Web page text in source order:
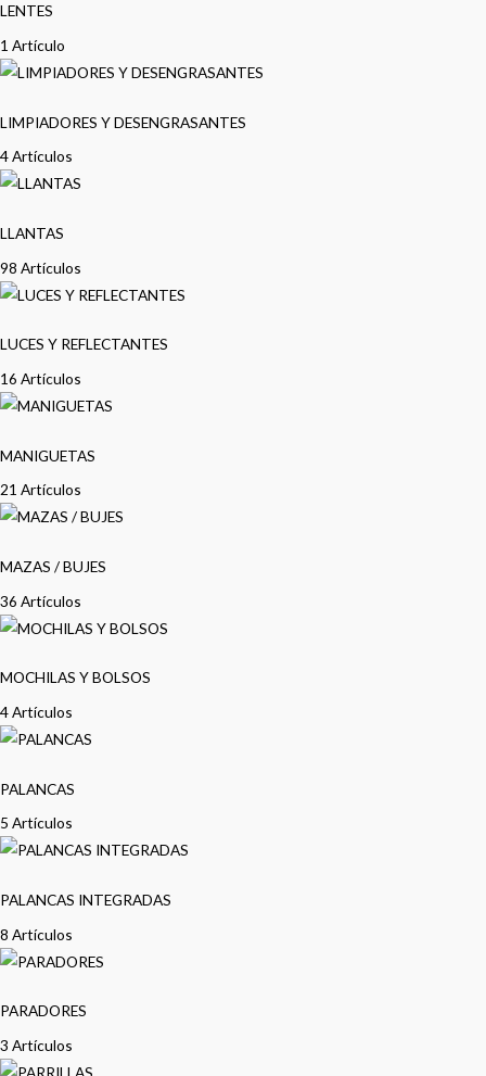
LENTES
1 Artículo
LIMPIADORES Y DESENGRASANTES
4 Artículos
LLANTAS
98 Artículos
LUCES Y REFLECTANTES
16 Artículos
MANIGUETAS
21 Artículos
MAZAS / BUJES
36 Artículos
MOCHILAS Y BOLSOS
4 Artículos
PALANCAS
5 Artículos
PALANCAS INTEGRADAS
8 Artículos
PARADORES
3 Artículos